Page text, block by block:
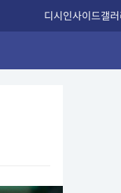
디시인사이드갤러